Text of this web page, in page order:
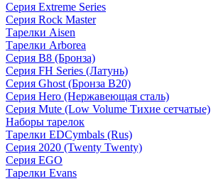
Серия Extreme Series
Серия Rock Master
Тарелки Aisen
Тарелки Arborea
Серия B8 (Бронза)
Серия FH Series (Латунь)
Серия Ghost (Бронза B20)
Серия Hero (Нержавеющая сталь)
Серия Mute (Low Volume Тихие сетчатые)
Наборы тарелок
Тарелки EDCymbals (Rus)
Серия 2020 (Twenty Twenty)
Серия EGO
Тарелки Evans